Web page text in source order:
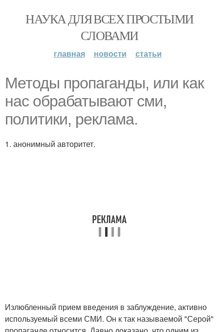
НАУКА ДЛЯ ВСЕХ ПРОСТЫМИ
СЛОВАМИ
главная новости статьи
Методы пропаганды, или как
нас обрабатывают сми,
политики, реклама.
1. анонимный авторитет.
Излюбленный прием введения в заблуждение, активно
используемый всеми СМИ. Он к так называемой "Серой"